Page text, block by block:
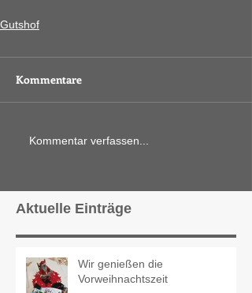
Gutshof
Kommentare
Kommentar verfassen...
Aktuelle Einträge
Wir genießen die
Vorweihnachtszeit